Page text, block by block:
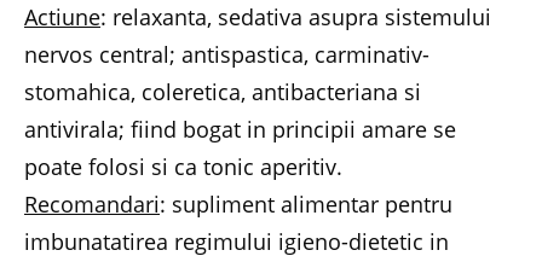
Actiune: relaxanta, sedativa asupra sistemului
nervos central; antispastica, carminativ-
stomahica, coleretica, antibacteriana si
antivirala; fiind bogat in principii amare se
poate folosi si ca tonic aperitiv.
Recomandari: supliment alimentar pentru
imbunatatirea regimului igieno-dietetic in